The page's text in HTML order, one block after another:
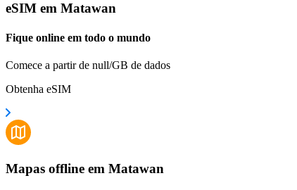
eSIM em Matawan
Fique online em todo o mundo
Comece a partir de null/GB de dados
Obtenha eSIM
Mapas offline em Matawan